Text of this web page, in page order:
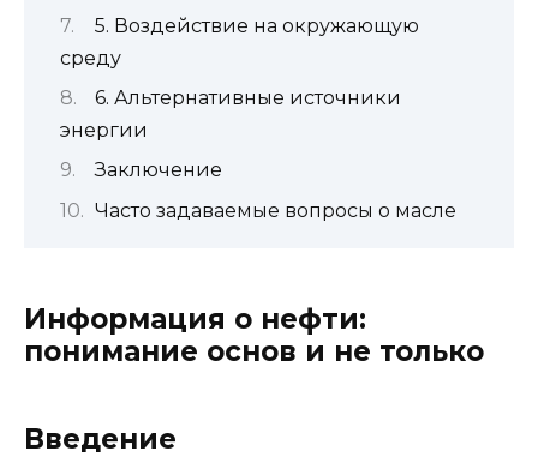
5. Воздействие на окружающую
среду
6. Альтернативные источники
энергии
Заключение
Часто задаваемые вопросы о масле
Информация о нефти:
понимание основ и не только
Введение